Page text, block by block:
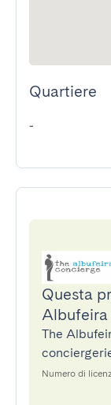
Quartiere
-
Questa
Albufeira
The
Numero di